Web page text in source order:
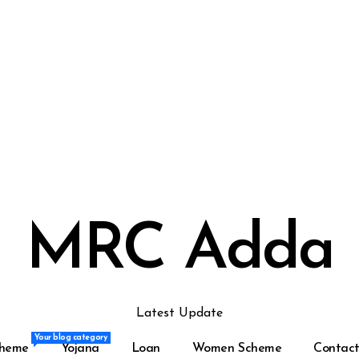
MRC Adda
Latest Update
Your blog category
Your blog category
Yojana Loan Women Scheme